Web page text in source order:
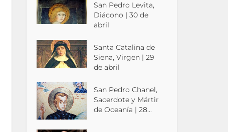
San Pedro Levita,
Diácono | 30 de
abril
Santa Catalina de
Siena, Virgen | 29
de abril
San Pedro Chanel,
Sacerdote y Mártir
de Oceanía | 28...